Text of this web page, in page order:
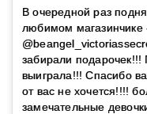
В очередной раз
любимом магазинчике
забирали подарочек!!!
выиграла!!! Спасибо
от вас не хочется!!!!
замечательные